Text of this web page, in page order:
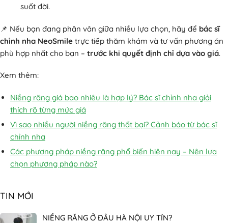
suốt đời.
📌 Nếu bạn đang phân vân giữa nhiều lựa chọn, hãy để bác sĩ
chỉnh nha NeoSmile trực tiếp thăm khám và tư vấn phương án
phù hợp nhất cho bạn – trước khi quyết định chỉ dựa vào giá.
Xem thêm:
Niềng răng giá bao nhiêu là hợp lý? Bác sĩ chỉnh nha giải
thích rõ từng mức giá
Vì sao nhiều người niềng răng thất bại? Cảnh báo từ bác sĩ
chỉnh nha
Các phương pháp niềng răng phổ biến hiện nay – Nên lựa
chọn phương pháp nào?
TIN MỚI
NIỀNG RĂNG Ở ĐÂU HÀ NỘI UY TÍN?